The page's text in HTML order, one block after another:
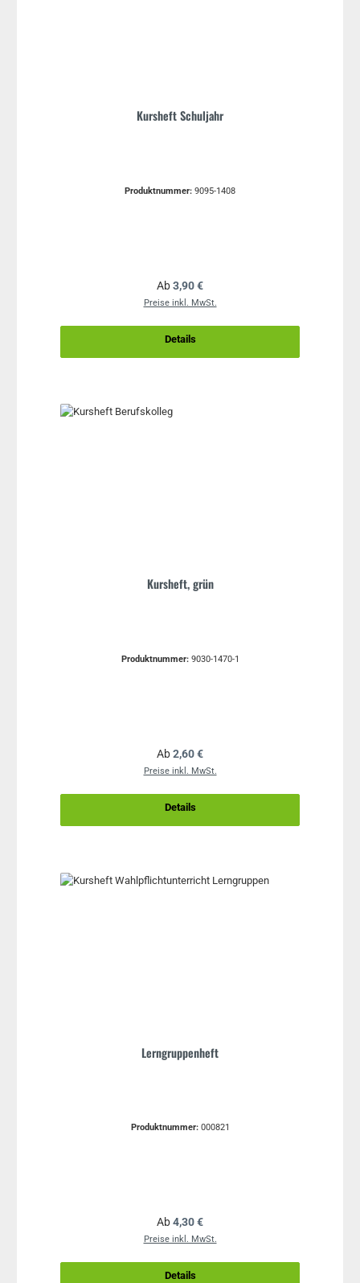
Kursheft Schuljahr
Produktnummer: 9095-1408
Regulärer Preis:
Ab3,90 €
Preise inkl. MwSt.
Details
Kursheft, grün
Produktnummer: 9030-1470-1
Regulärer Preis:
Ab2,60 €
Preise inkl. MwSt.
Details
Lerngruppenheft
Produktnummer: 000821
Regulärer Preis:
Ab4,30 €
Preise inkl. MwSt.
Details